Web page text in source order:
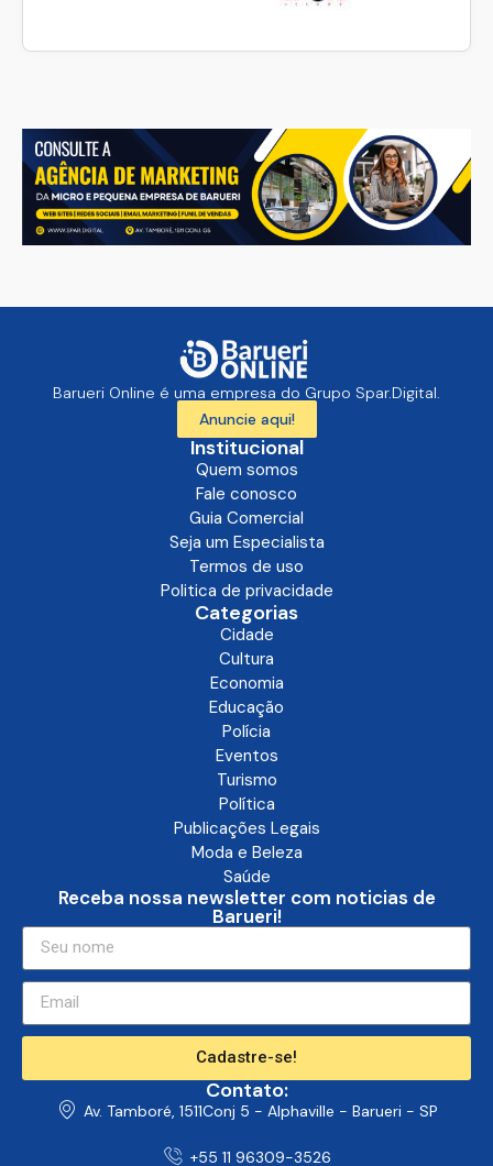
Barueri Online é uma empresa do Grupo Spar.Digital.
Anuncie aqui!
Institucional
Quem somos
Fale conosco
Guia Comercial
Seja um Especialista
Termos de uso
Politica de privacidade
Categorias
Cidade
Cultura
Economia
Educação
Polícia
Eventos
Turismo
Política
Publicações Legais
Moda e Beleza
Saúde
Receba nossa newsletter com noticias de
Barueri!
Cadastre-se!
Contato:
Av. Tamboré, 1511Conj 5 - Alphaville - Barueri - SP
+55 11 96309-3526